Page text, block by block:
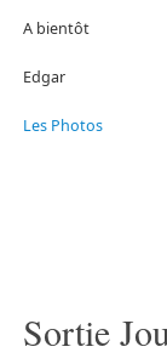
A bientôt
Edgar
Les Photos
Sortie